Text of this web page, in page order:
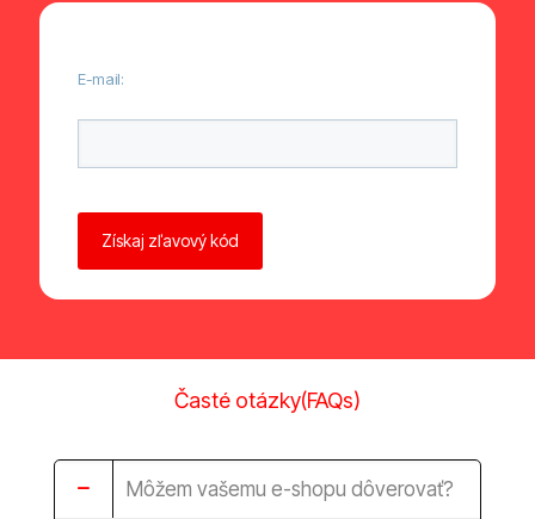
E-mail:
Časté otázky(FAQs)
Môžem vašemu e-shopu dôverovať?